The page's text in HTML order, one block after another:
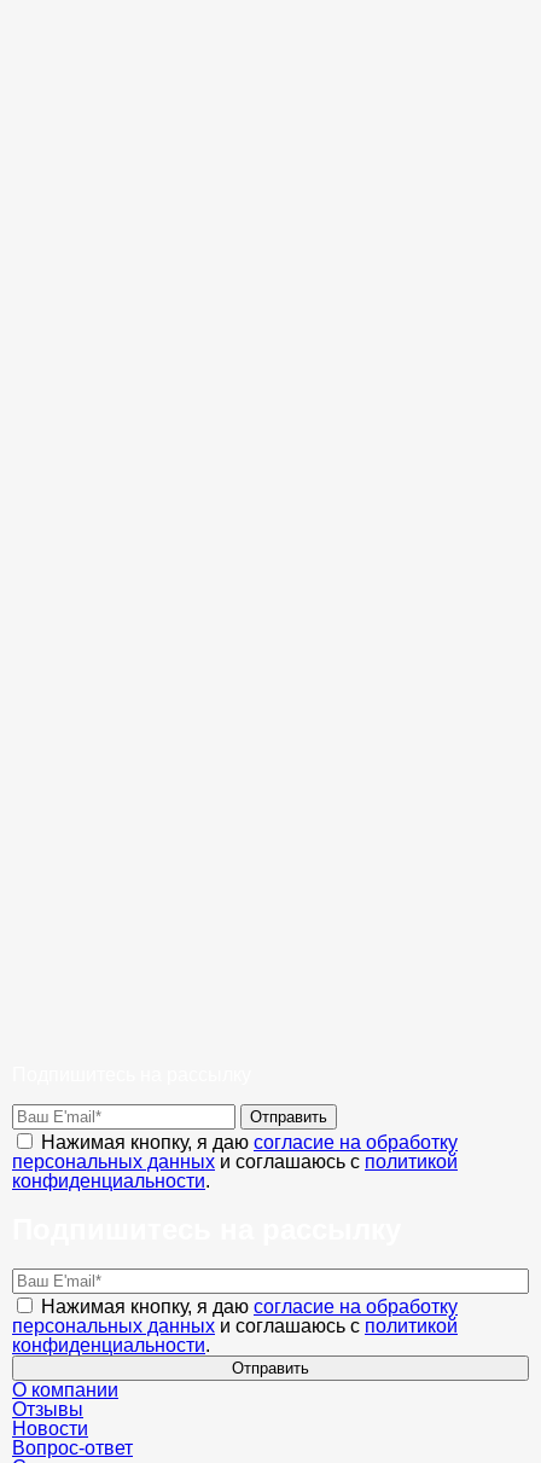
Отправить
Нажимая кнопку, я даю согласие на обработку
персональных данных и соглашаюсь с политикой
конфиденциальности.
Нажимая кнопку, я даю согласие на обработку
персональных данных и соглашаюсь с политикой
конфиденциальности.
Отправить
О компании
Отзывы
Новости
Вопрос-ответ